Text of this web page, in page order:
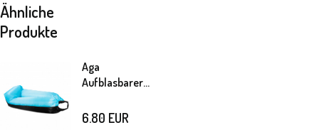
Ähnliche
Produkte
Aga
Aufblasbarer
230x70 cm
6.80 EUR